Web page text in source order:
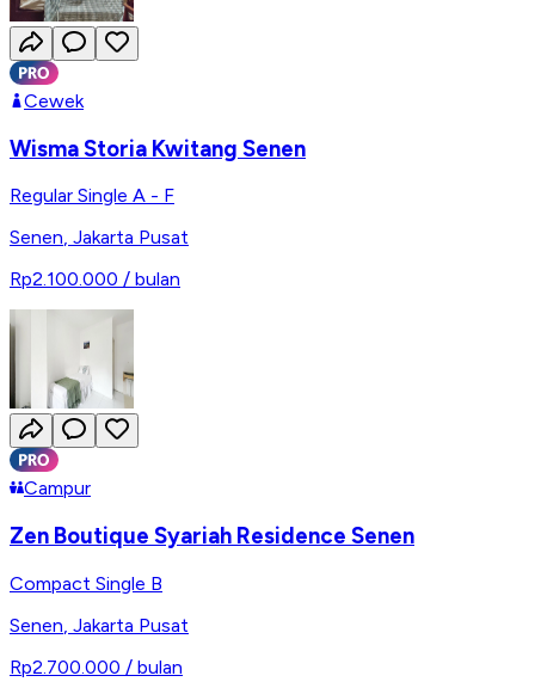
Cewek
Wisma Storia Kwitang Senen
Regular Single A - F
Senen, Jakarta Pusat
Rp2.100.000 / bulan
Campur
Zen Boutique Syariah Residence Senen
Compact Single B
Senen, Jakarta Pusat
Rp2.700.000 / bulan